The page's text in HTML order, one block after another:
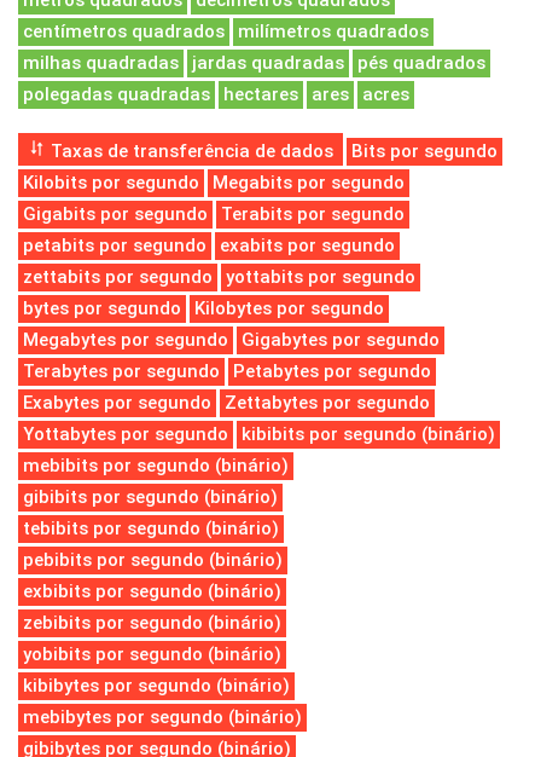
centímetros quadrados
milímetros quadrados
milhas quadradas
jardas quadradas
pés quadrados
polegadas quadradas
hectares ares acres
Taxas de transferência de dados
Bits por segundo
Kilobits por segundo
Megabits por segundo
Gigabits por segundo
Terabits por segundo
petabits por segundo
exabits por segundo
zettabits por segundo
yottabits por segundo
bytes por segundo
Kilobytes por segundo
Megabytes por segundo
Gigabytes por segundo
Terabytes por segundo
Petabytes por segundo
Exabytes por segundo
Zettabytes por segundo
Yottabytes por segundo
kibibits por segundo (binário)
mebibits por segundo (binário)
gibibits por segundo (binário)
tebibits por segundo (binário)
pebibits por segundo (binário)
exbibits por segundo (binário)
zebibits por segundo (binário)
yobibits por segundo (binário)
kibibytes por segundo (binário)
mebibytes por segundo (binário)
gibibytes por segundo (binário)